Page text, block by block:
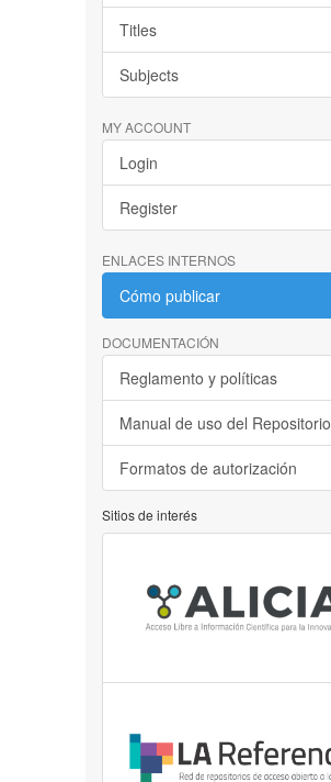
Titles
Subjects
MY ACCOUNT
Login
Register
ENLACES INTERNOS
Cómo publicar
DOCUMENTACIÓN
Reglamento y políticas
Manual de uso del Repositorio
Formatos de autorización
Sitios de interés